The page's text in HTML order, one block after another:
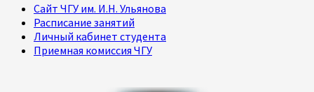
Сайт ЧГУ им. И.Н. Ульянова
Расписание занятий
Личный кабинет студента
Приемная комиссия ЧГУ